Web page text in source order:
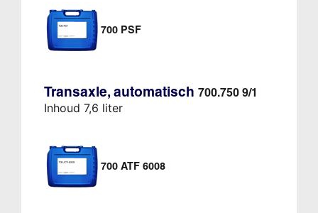
700 PSF
Transaxle, automatisch 700.750 9/1
Inhoud 7,6 liter
700 ATF 6008